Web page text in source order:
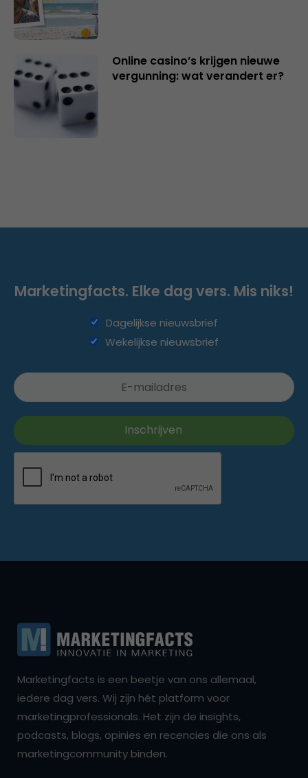
Online casino’s krijgen nieuwe
vergunning: wat verandert er?
Marketingfacts. Elke dag vers. Mis niks!
Dagelijkse nieuwsbrief
Wekelijkse nieuwsbrief
Marketingfacts is een beetje van ons allemaal,
iedere dag vers. Wij zijn hét platform voor
marketingprofessionals. Het zijn de insights,
podcasts, blogs, opinies en recencies die ons als
marketingcommunity binden.